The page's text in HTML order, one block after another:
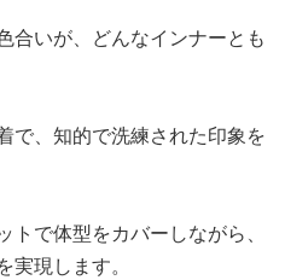
合いが、どんなインナーとも
で、知的で洗練された印象を
で体型をカバーしながら、
現します。